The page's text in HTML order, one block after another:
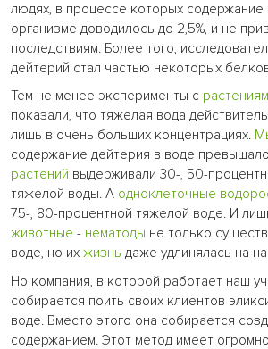
людях, в процессе которых
организме доводилось до 2,5%, и не
последствиям. Более того,
дейтерий стал частью некоторых
Тем не менее эксперименты с
показали, что тяжелая вода
лишь в очень больших концентрациях.
содержание дейтерия в воде
растений выдерживали 30-, 50-
тяжелой воды. А одноклеточные
75-, 80-процентной тяжелой воде. И
животные - нематоды не только
воде, но их жизнь даже удлинялась на
Но компания, в которой работает наш
собирается поить своих клиентов
воде. Вместо этого она собирается
содержанием. Этот метод имеет